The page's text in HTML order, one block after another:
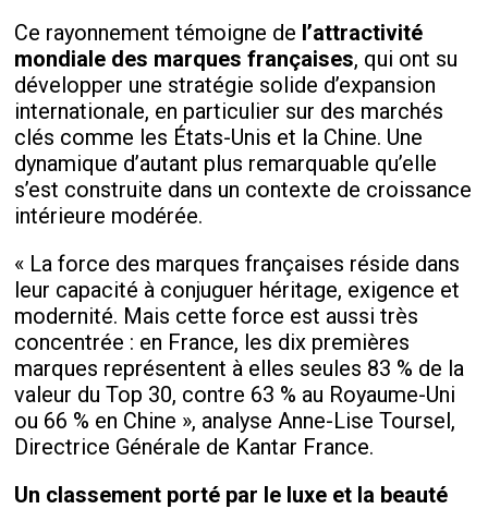
Ce rayonnement témoigne de l’attractivité
mondiale des marques françaises, qui ont su
développer une stratégie solide d’expansion
internationale, en particulier sur des marchés
clés comme les États-Unis et la Chine. Une
dynamique d’autant plus remarquable qu’elle
s’est construite dans un contexte de croissance
intérieure modérée.
« La force des marques françaises réside dans
leur capacité à conjuguer héritage, exigence et
modernité. Mais cette force est aussi très
concentrée : en France, les dix premières
marques représentent à elles seules 83 % de la
valeur du Top 30, contre 63 % au Royaume-Uni
ou 66 % en Chine », analyse Anne-Lise Toursel,
Directrice Générale de Kantar France.
Un classement porté par le luxe et la beauté